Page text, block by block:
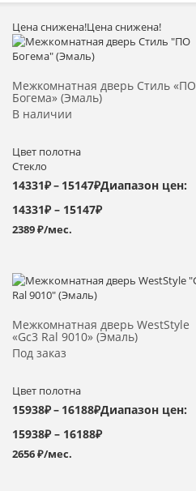
Цена снижена!Цена снижена!
Межкомнатная дверь Стиль «ПО
Богема» (Эмаль)
В наличии
Цвет полотна
Стекло
14331₽– 15147₽Диапазон цен:
14331₽ – 15147₽
2389 ₽/мес.
Выбрать >
Межкомнатная дверь WestStyle
«Gc3 Ral 9010» (Эмаль)
Под заказ
Цвет полотна
15938₽– 16188₽Диапазон цен:
15938₽ – 16188₽
2656 ₽/мес.
Выбрать >